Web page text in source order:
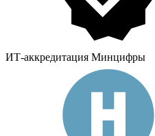
ИТ-аккредитация Минцифры